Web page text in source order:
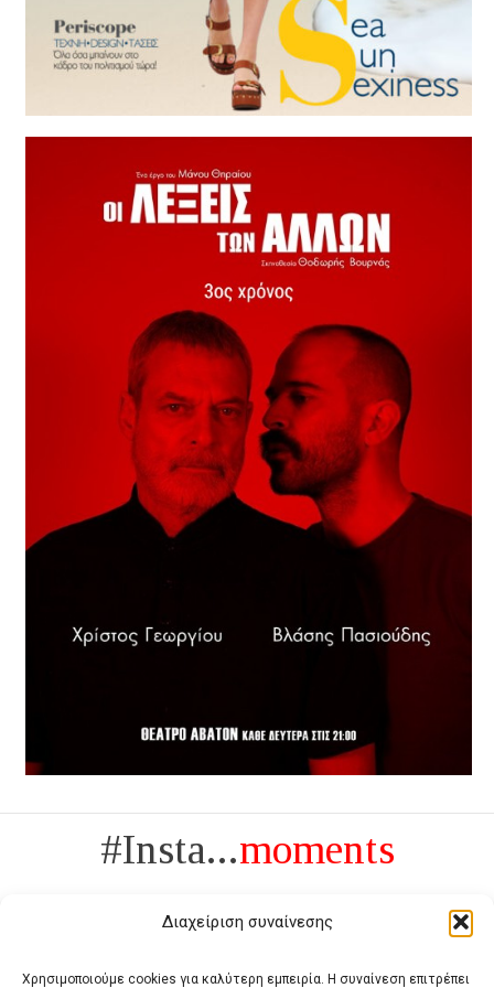
Διαχείριση συναίνεσης
Χρησιμοποιούμε cookies για καλύτερη εμπειρία. Η συναίνεση επιτρέπει
#Insta...moments